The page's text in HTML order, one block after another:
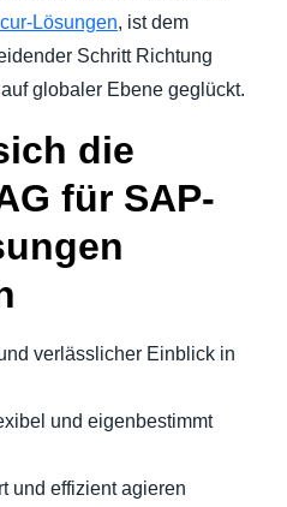
Lösungen, ist dem
Schritt Richtung
globaler Ebene geglückt.
die
für SAP-
verlässlicher Einblick in
und eigenbestimmt
und effizient agieren